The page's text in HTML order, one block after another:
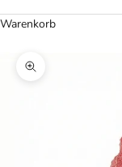
Warenkorb
Bild vergrößern